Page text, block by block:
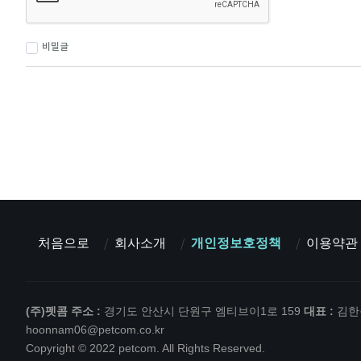
비밀글
처음으로 회사소개 개인정보호정책 이용약관
(주)펫콤 주소 : 경기도 안산시 단원구 엠티브이1로 159 대표 : 김
hoonnam06@petcom.co.kr
Copyright © 2022 petcom. All Rights Reserved.